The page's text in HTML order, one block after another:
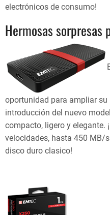
electrónicos de consumo!
Hermosas sorpresas
oportunidad para ampliar su
introducción del nuevo
compacto, ligero y elegante.
velocidades, hasta 450 MB/
disco duro clasico!